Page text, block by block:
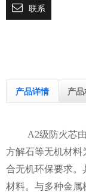
联系
产品详情 产
A2级防火芯由
方解石等无机材料
合无机环保要求。
材料。与多种金属